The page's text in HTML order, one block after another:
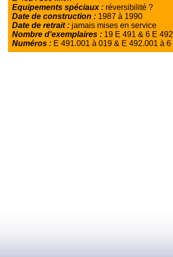
Equipements spéciaux : réversibilité ?
Date de construction : 1987 à 1990
Date de retrait : jamais mises en service
Nombre d'exemplaires : 19 E 491 & 6 E 492
Numéros : E 491.001 à 019 & E 492.001 à 6